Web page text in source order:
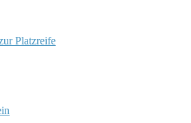
Platzreife